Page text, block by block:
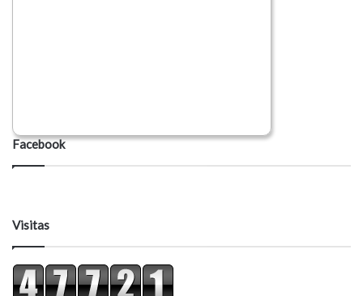
Facebook
Visitas